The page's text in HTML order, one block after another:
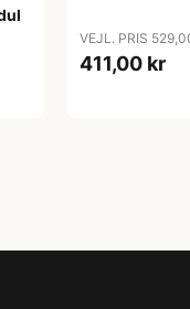
VEJL. PRIS
411,00 kr